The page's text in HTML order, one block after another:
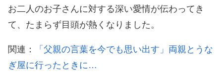
お二人のお子さんに対する深い愛情が伝わってき
て、たまらず目頭が熱くなりました。
関連：
「父親の言葉を今でも思い出す」両親とうな
ぎ屋に行ったときに…